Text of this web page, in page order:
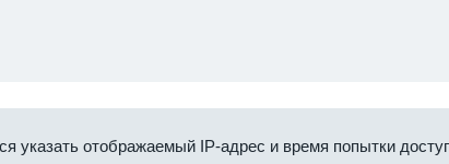
указать отображаемый IP-адрес и время попытки